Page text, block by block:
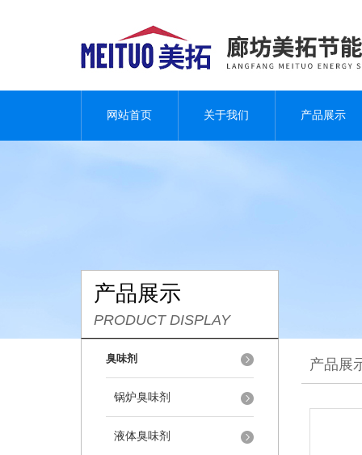
网站首页 关于我们 产品展示
产品展示
PRODUCT DISPLAY
臭味剂
锅炉臭味剂
液体臭味剂
产品展